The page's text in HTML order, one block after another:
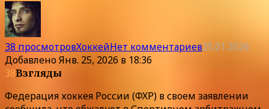
38 просмотровХоккейНет комментариев25.01.2026
ДобавленоЯнв. 25, 2026 в 18:36
38Взгляды
Федерация хоккея России (ФХР) в своем заявлении